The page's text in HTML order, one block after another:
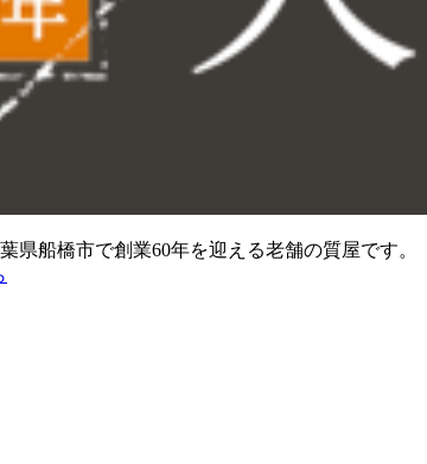
県船橋市で創業60年を迎える老舗の質屋です。